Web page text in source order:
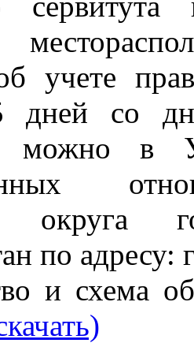
учете
дней со
можно в
округа
по
и схема